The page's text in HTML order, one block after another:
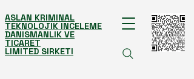
ASLAN KRIMINAL
TEKNOLOJIK INCELEME
DANISMANLIK VE
TICARET
LIMITED SIRKETI